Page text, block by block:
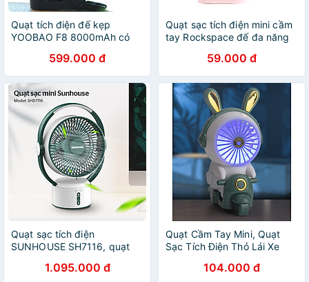
Quạt tích điện đế kẹp
YOOBAO F8 8000mAh có
sạc dự phòng 3in1, dùng liên
tục 8-30 tiếng - Hàng chính
hãng
599.000 đ
Quạt sạc tích điện mini cầm
tay Rockspace đế đa năng
59.000 đ
Quạt sạc tích điện
SUNHOUSE SH7116, quạt
mức gió siêu mát - Hàng
1.095.000 đ
Quạt Cầm Tay Mini, Quạt
Sạc Tích Điện Thỏ Lái Xe
Nóng Mùa Hè (Kèm Dây Sạc
104.000 đ